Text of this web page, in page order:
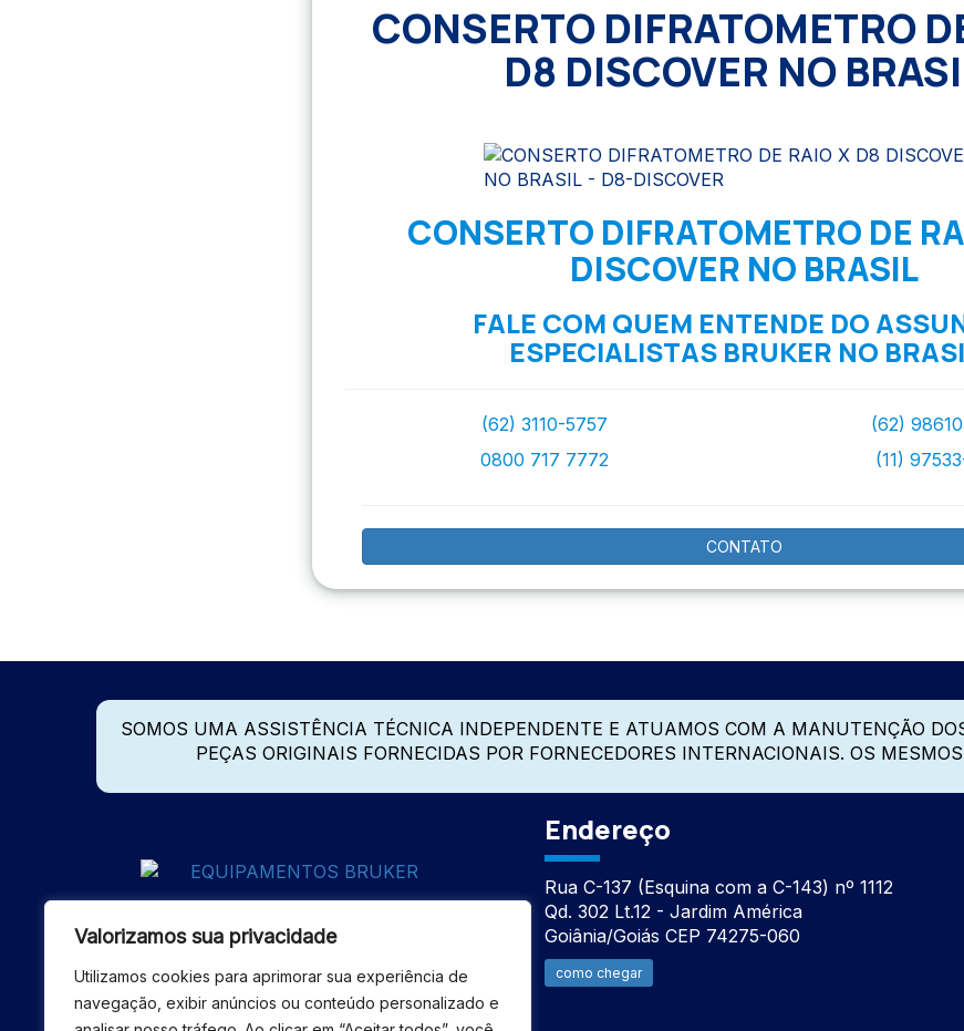
Valorizamos sua privacidade
Utilizamos cookies para aprimorar sua experiência de
navegação, exibir anúncios ou conteúdo personalizado e
CONSERTO DIFRATOMETRO
D8 DISCOVER NO
CONSERTO DIFRATOMETRO DE
DISCOVER NO BRASIL
FALE COM QUEM ENTENDE DO
ESPECIALISTAS BRUKER NO
(62) 3110-5757
0800 717 7772
(62)
(11)
CONTATO
SOMOS UMA ASSISTÊNCIA TÉCNICA INDEPENDENTE E ATUAMOS COM A MANUTENÇÃO
PEÇAS ORIGINAIS FORNECIDAS POR FORNECEDORES INTERNACIONAIS. OS
Endereço
Rua C-137 (Esquina com a C-143) nº 1112
Qd. 302 Lt.12 - Jardim América
Goiânia/Goiás CEP 74275-060
como chegar